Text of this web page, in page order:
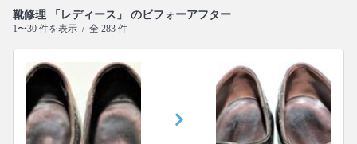
靴修理 「レディース」 のビフォーアフター
1〜30 件を表示 / 全 283 件